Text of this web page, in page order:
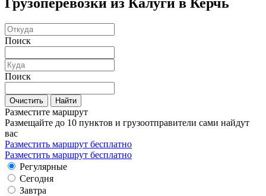
Поиск
Поиск
Очистить Найти
Разместите маршрут
Размещайте до 10 пунктов и грузоотправители сами найдут
вас
Разместить маршрут бесплатно
Разместить маршрут бесплатно
Регулярные
Сегодня
Завтра